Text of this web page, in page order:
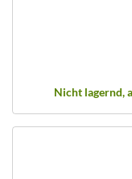
Nicht lagernd,